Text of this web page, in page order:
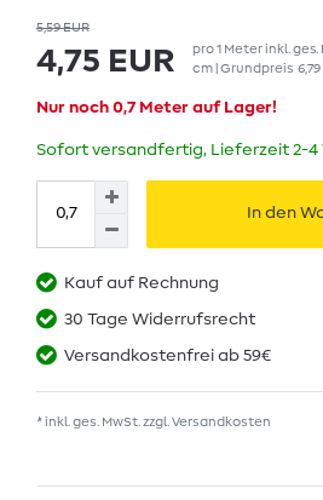
5,59 EUR
4,75 EUR pro1 Meterinkl. ges.
cm | Grundpreis
Nur noch 0,7 Meter auf Lager!
Sofort versandfertig, Lieferzeit 2-4
In den
Kauf auf Rechnung
30 Tage Widerrufsrecht
Versandkostenfrei ab 59€
* inkl. ges. MwSt. zzgl. Versandkosten